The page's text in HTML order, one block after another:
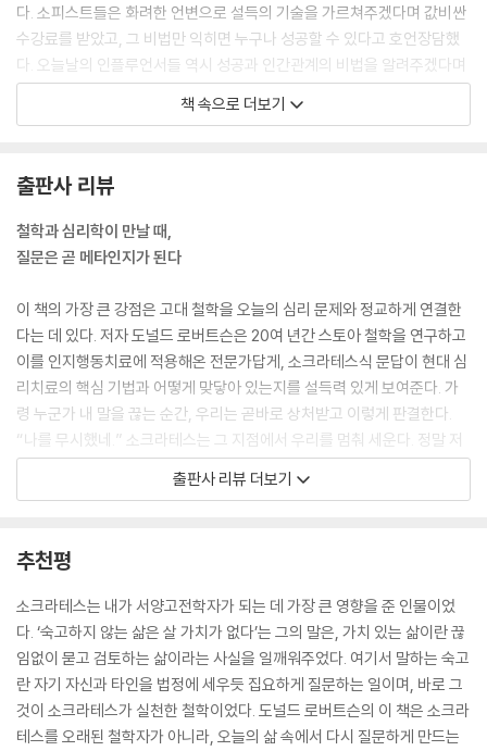
다. 소피스트들은 화려한 언변으로 설득의 기술을 가르쳐주겠다며 값비싼
수강료를 받았고, 그 비법만 익히면 누구나 성공할 수 있다고 호언장담했
다. 오늘날의 인플루언서들 역시 성공과 인간관계의 비법을 알려주겠다며
큰소리친다. 2,000년이라는 시간이 흘렀지만 소피스트와 인플루언서는
소름이 돋을 만큼 닮아 있다. 그들은 우리가 듣고 싶은 말을 하고 혹할 만한
지식 대신 ‘지식처럼 보이는’ 의견을 받아들인다.
--- 「저자 서문」 중에서
어디서부터 시작하면 좋을까? 소크라테스는 순서를 뒤집어 보라고 말할
것이다. 삶의 마지막 순간에서 출발해보는 것이다. 가령 당신이 사형 판결
을 앞두고 있다고 가정해보자. 사람들은 당신의 인생을 왜곡해 평가했고
판결은 이미 내려졌다. 죽음을 앞둔 지금, 삶을 돌아볼 때 끝내 붙잡고 싶은
가치는 무엇인가? 한 걸음 더 나아가보자. 당신은 지금 소크라테스처럼 독
배를 들고 있다. 이 순간, 당신의 인생에서 가장 중요했던 것은 무엇이었는
가? 죽고 나면 아무것도 가져갈 수 없다는 말은 진부하지만 마지막 순간에
는 그 의미가 선명해진다. 은행 계좌에 쌓인 돈이 그때 무슨 소용이 있을
까? 중요한 것은 얼마를 모았느냐가 아니라 무엇에 썼느냐다.
아낙사고라스는 자연을 탐구하면 미신에서 벗어나 지혜로워질 수 있다고
가르쳤다. 그러나 소크라테스는 달리 생각했다. 인간을 이해하지 못한 지
혜는 지혜가 아니다. 하늘을 오래 바라본다고 해서 저절로 지혜로워질까?
애초에 지혜란 무엇일까? 지혜가 무엇인지 규정하지도 않은 채, 어떻게 지
혜를 추구한다고 말할 수 있을까? 하늘을 보기 전에, 먼저 삶을 들여다봐
야 한다는 것을 소크라테스는 깨달았다. 철학은 외부 세계의 비밀을 풀어
책 속으로 더보기
출판사 리뷰
철학과 심리학이 만날 때,
질문은 곧 메타인지가 된다
이 책의 가장 큰 강점은 고대 철학을 오늘의 심리 문제와 정교하게 연결한
다는 데 있다. 저자 도널드 로버트슨은 20여 년간 스토아 철학을 연구하고
이를 인지행동치료에 적용해온 전문가답게, 소크라테스식 문답이 현대 심
리치료의 핵심 기법과 어떻게 맞닿아 있는지를 설득력 있게 보여준다. 가
령 누군가 내 말을 끊는 순간, 우리는 곧바로 상처받고 이렇게 판결한다.
“나를 무시했네.” 소크라테스는 그 지점에서 우리를 멈춰 세운다. 정말 저
사람이 나를 해치려 한 걸까, 아니면 내가 그 말에 모욕의 뜻을 덧씌운 걸
까. 가족의 한마디에 분노할 때도 그는 감정부터 키우지 않는다. 먼저 의도
치를 대가는 무엇일까?” 불안이 커질 때도 마찬가지다. “미래가 불확실한
것은 사실이지만 ‘망한다’는 판단은 혹시 두려움이 붙인 결론은 아닌가.”
소크라테스는 이렇게 현대 독자의 분노를 해석의 문제로, 충동을 계산의
문제로, 불안을 판단의 문제로 다시 바꿔놓는다. 그래서 이 책의 질문은 그
냥 음미하고 지나가는 멋있는 문장이 아닌 흔들리는 삶을 바로 세우는 실
제적인 도구가 된다. 이 질문들은 감정의 폭주를 멈추고, 자기 확신의 최면
에서 벗어나 다시 판단할 자리를 만들어준다. 그래서 이 책은 소크라테스
출판사 리뷰 더보기
추천평
소크라테스는 내가 서양고전학자가 되는 데 가장 큰 영향을 준 인물이었
다. ‘숙고하지 않는 삶은 살 가치가 없다’는 그의 말은, 가치 있는 삶이란 끊
임없이 묻고 검토하는 삶이라는 사실을 일깨워주었다. 여기서 말하는 숙고
란 자기 자신과 타인을 법정에 세우듯 집요하게 질문하는 일이며, 바로 그
것이 소크라테스가 실천한 철학이었다. 도널드 로버트슨의 이 책은 소크라
테스를 오래된 철학자가 아니라, 오늘의 삶 속에서 다시 질문하게 만드는